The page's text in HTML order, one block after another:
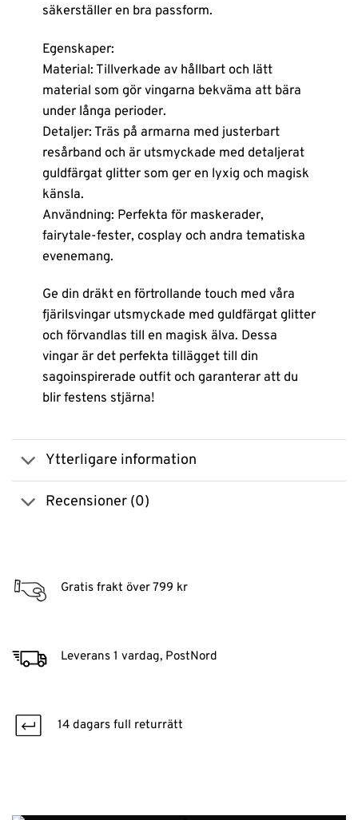
säkerställer en bra passform.
Egenskaper:
Material: Tillverkade av hållbart och lätt
material som gör vingarna bekväma att bära
under långa perioder.
Detaljer: Träs på armarna med justerbart
resårband och är utsmyckade med detaljerat
guldfärgat glitter som ger en lyxig och magisk
känsla.
Användning: Perfekta för maskerader,
fairytale-fester, cosplay och andra tematiska
evenemang.
Ge din dräkt en förtrollande touch med våra
fjärilsvingar utsmyckade med guldfärgat glitter
och förvandlas till en magisk älva. Dessa
vingar är det perfekta tillägget till din
sagoinspirerade outfit och garanterar att du
blir festens stjärna!
Ytterligare information
Recensioner (0)
Gratis frakt över 799 kr
Leverans 1 vardag, PostNord
14 dagars full returrätt